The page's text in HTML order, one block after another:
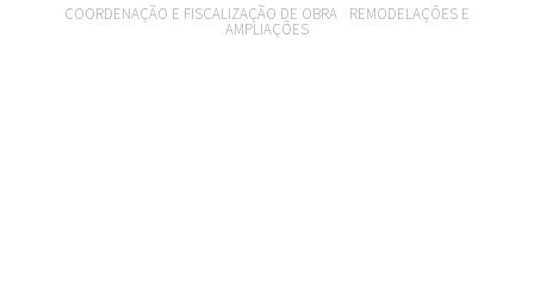
COORDENAÇÃO E FISCALIZAÇÃO DE OBRA REMODELAÇÕES E
AMPLIAÇÕES